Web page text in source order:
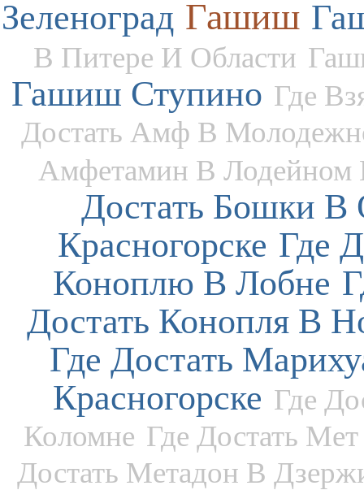
Зеленоград Гашиш
В Питере И Области
Гашиш Ступино Где
Достать Амф В
Амфетамин В Лодейном
Достать Бошки В
Красногорске Где
Коноплю В Лобне
Достать Конопля В
Где Достать
Красногорске Где
Коломне Где Достать
Достать Метадон В